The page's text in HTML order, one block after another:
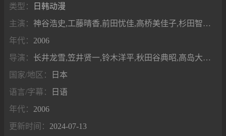
类型：
日韩动漫
主演： 神谷浩史,工藤晴香,前田忧佳,高桥美佳子,杉田智和,大原沙耶香,堀内贤雄,藤原启治,竹若拓磨
年代： 2006
导演： 长井龙雪,笠井贤一,铃木洋平,秋田谷典昭,高岛大辅,上田繁,池端隆史,浅野胜也,福田道生
国家/地区：
日本
语言/字幕：
日语
年代： 2006
更新时间： 2024-07-13